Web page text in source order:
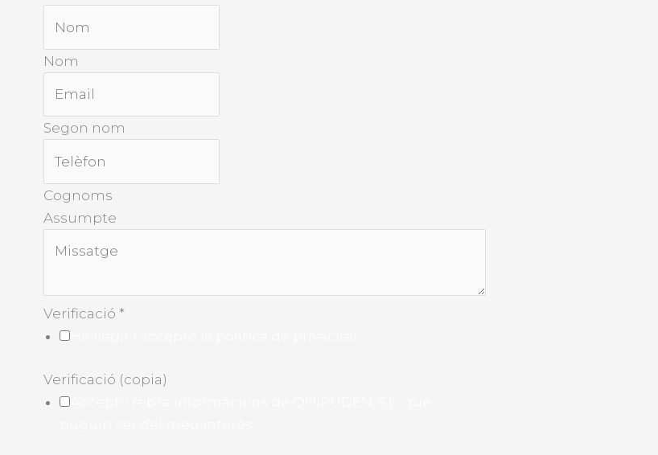
Nom
Segon nom
Cognoms
Assumpte
Verificació *
He llegit i accepto la política de privacitat
Verificació (copia)
Accepto rebre informacions de QUIRUDEN, S.L. que